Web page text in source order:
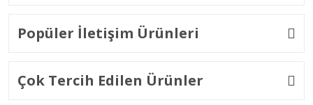
Popüler İletişim Ürünleri
Çok Tercih Edilen Ürünler